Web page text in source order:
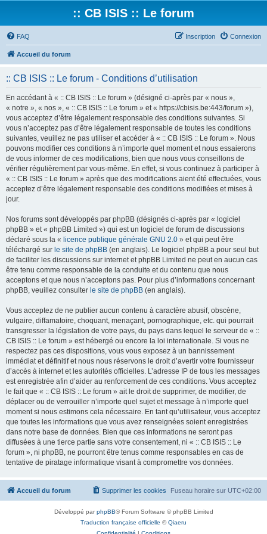
:: CB ISIS :: Le forum
FAQ Connexion
Inscription
Accueil du forum
:: CB ISIS :: Le forum - Conditions d’utilisation
En accédant à « :: CB ISIS :: Le forum » (désigné ci-après par « nous »,
« notre », « nos », « :: CB ISIS :: Le forum » et « https://cbisis.be:443/forum »),
vous acceptez d’être légalement responsable des conditions suivantes. Si
vous n’acceptez pas d’être légalement responsable de toutes les conditions
suivantes, veuillez ne pas utiliser et accéder à « :: CB ISIS :: Le forum ». Nous
pouvons modifier ces conditions à n’importe quel moment et nous essaierons
de vous informer de ces modifications, bien que nous vous conseillons de
vérifier régulièrement par vous-même. En effet, si vous continuez à participer à
« :: CB ISIS :: Le forum » après que des modifications aient été effectuées, vous
acceptez d’être légalement responsable des conditions modifiées et mises à
jour.
Nos forums sont développés par phpBB (désignés ci-après par « logiciel
phpBB » et « phpBB Limited ») qui est un logiciel de forum de discussions
déclaré sous la « licence publique générale GNU 2.0 » et qui peut être
téléchargé sur le site de phpBB (en anglais). Le logiciel phpBB a pour seul but
de faciliter les discussions sur internet et phpBB Limited ne peut en aucun cas
être tenu comme responsable de la conduite et du contenu que nous
acceptons et que nous n’acceptons pas. Pour plus d’informations concernant
phpBB, veuillez consulter le site de phpBB (en anglais).
Vous acceptez de ne publier aucun contenu à caractère abusif, obscène,
vulgaire, diffamatoire, choquant, menaçant, pornographique, etc. qui pourrait
transgresser la législation de votre pays, du pays dans lequel le serveur de « ::
CB ISIS :: Le forum » est hébergé ou encore la loi internationale. Si vous ne
respectez pas ces dispositions, vous vous exposez à un bannissement
immédiat et définitif et nous nous réservons le droit d’avertir votre fournisseur
d’accès à internet et les autorités officielles. L’adresse IP de tous les messages
est enregistrée afin d’aider au renforcement de ces conditions. Vous acceptez
le fait que « :: CB ISIS :: Le forum » ait le droit de supprimer, de modifier, de
déplacer ou de verrouiller n’importe quel sujet et message à n’importe quel
moment si nous estimons cela nécessaire. En tant qu’utilisateur, vous acceptez
que toutes les informations que vous avez renseignées soient enregistrées
dans notre base de données. Bien que ces informations ne seront pas
diffusées à une tierce partie sans votre consentement, ni « :: CB ISIS :: Le
forum », ni phpBB, ne pourront être tenus comme responsables en cas de
tentative de piratage informatique visant à compromettre vos données.
Accueil du forum Fuseau horaire sur UTC+02:00
Supprimer les cookies
Développé parphpBB® Forum Software © phpBB Limited
Traduction française officielle ©Qiaeru